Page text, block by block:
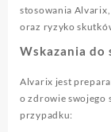
stosowania Alvarix,
oraz ryzyko
Wskazania
Alvarix jest
o zdrowie swojego
przypadku: